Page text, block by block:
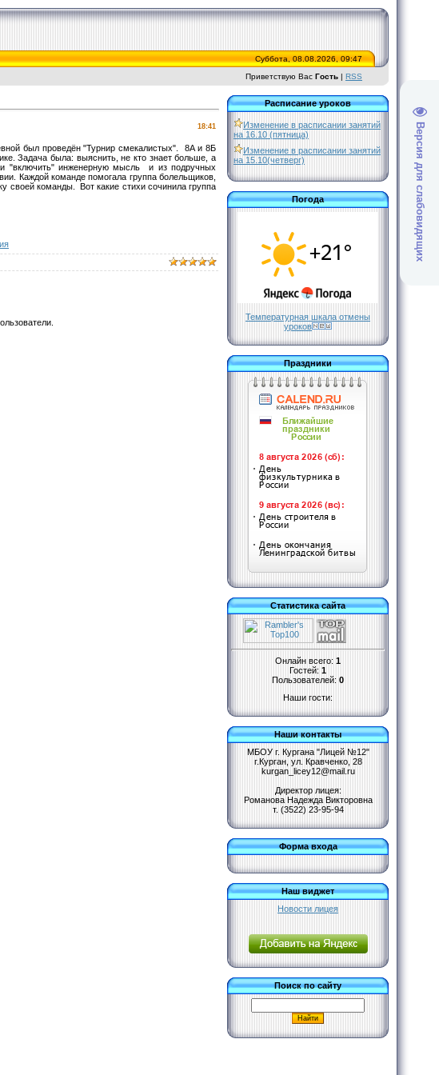
Версия для слабовидящих
Суббота, 08.08.2026, 09:47
Приветствую Вас Гость | RSS
18:41
был проведён "Турнир смекалистых". 8А и 8Б
Задача была: выяснить, не кто знает больше, а
"включить" инженерную мысль и из подручных
Каждой команде помогала группа болельщиков,
своей команды. Вот какие стихи сочинила группа
Расписание уроков
Изменение в расписании занятий
на 16.10 (пятница)
Изменение в расписании занятий
на 15.10(четверг)
Погода
Температурная шкала отмены
уроков
Праздники
Статистика сайта
Онлайн всего: 1
Гостей: 1
Пользователей: 0
Наши гости:
Наши контакты
МБОУ г. Кургана "Лицей №12"
г.Курган, ул. Кравченко, 28
kurgan_licey12@mail.ru
Директор лицея:
Романова Надежда Викторовна
т. (3522) 23-95-94
Форма входа
Наш виджет
Новости лицея
Поиск по сайту